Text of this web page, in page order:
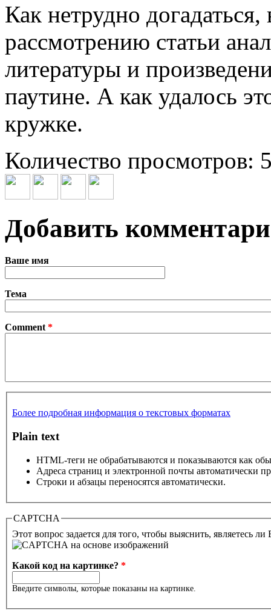
Как нетрудно
рассмотрению статьи
литературы и
паутине. А как удалось
кружке.
Количество просмотров:
Добавить
Ваше имя
Тема
Comment *
Более подробная информация о текстовых форматах
Plain text
HTML-теги не обрабатываются и показываются как
Адреса страниц и электронной почты автоматически
Строки и абзацы переносятся автоматически.
CAPTCHA
Этот вопрос задается для того, чтобы выяснить, являетесь
Какой код на картинке? *
Введите символы, которые показаны на картинке.